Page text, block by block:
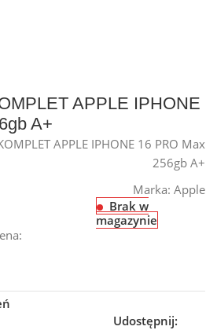
APPLE IPHONE
A+
APPLE IPHONE 16 PRO Max
256gb A+
Marka: Apple
Brak w
magazynie
Udostępnij: